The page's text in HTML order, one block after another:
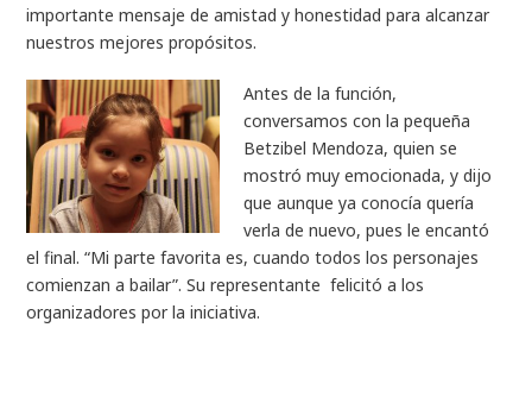
importante mensaje de amistad y honestidad para alcanzar
nuestros mejores propósitos.
Antes de la función,
conversamos con la pequeña
Betzibel Mendoza, quien se
mostró muy emocionada, y dijo
que aunque ya conocía quería
verla de nuevo, pues le encantó
el final. “Mi parte favorita es, cuando todos los personajes
comienzan a bailar”. Su representante felicitó a los
organizadores por la iniciativa.